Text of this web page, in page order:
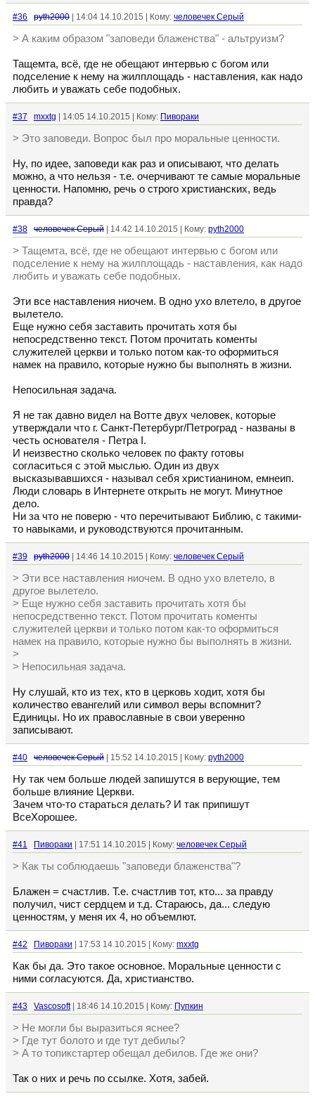
#36 pyth2000 | 14:04 14.10.2015 | Кому: человечек Серый
> А каким образом "заповеди блаженства" - альтруизм?
Тащемта, всё, где не обещают интервью с богом или
подселение к нему на жилплощадь - наставления, как надо
любить и уважать себе подобных.
#37 mxxtg | 14:05 14.10.2015 | Кому: Пивораки
> Это заповеди. Вопрос был про моральные ценности.
Ну, по идее, заповеди как раз и описывают, что делать
можно, а что нельзя - т.е. очерчивают те самые моральные
ценности. Напомню, речь о строго христианских, ведь
правда?
#38 человечек Серый | 14:42 14.10.2015 | Кому: pyth2000
> Тащемта, всё, где не обещают интервью с богом или
подселение к нему на жилплощадь - наставления, как надо
любить и уважать себе подобных.
Эти все наставления ниочем. В одно ухо влетело, в другое
вылетело.
Еще нужно себя заставить прочитать хотя бы
непосредственно текст. Потом прочитать коменты
служителей церкви и только потом как-то оформиться
намек на правило, которые нужно бы выполнять в жизни.
Непосильная задача.
Я не так давно видел на Вотте двух человек, которые
утверждали что г. Санкт-Петербург/Петроград - названы в
честь основателя - Петра I.
И неизвестно сколько человек по факту готовы
согласиться с этой мыслью. Один из двух
высказывавшихся - называл себя христианином, емнеип.
Люди словарь в Интернете открыть не могут. Минутное
дело.
Ни за что не поверю - что перечитывают Библию, с такими-
то навыками, и руководствуются прочитанным.
#39 pyth2000 | 14:46 14.10.2015 | Кому: человечек Серый
> Эти все наставления ниочем. В одно ухо влетело, в
другое вылетело.
> Еще нужно себя заставить прочитать хотя бы
непосредственно текст. Потом прочитать коменты
служителей церкви и только потом как-то оформиться
намек на правило, которые нужно бы выполнять в жизни.
>
> Непосильная задача.
Ну слушай, кто из тех, кто в церковь ходит, хотя бы
количество евангелий или символ веры вспомнит?
Единицы. Но их православные в свои уверенно
записывают.
#40 человечек Серый | 15:52 14.10.2015 | Кому: pyth2000
Ну так чем больше людей запишутся в верующие, тем
больше влияние Церкви.
Зачем что-то стараться делать? И так припишут
ВсеХорошее.
#41 Пивораки | 17:51 14.10.2015 | Кому: человечек Серый
> Как ты соблюдаешь "заповеди блаженства"?
Блажен = счастлив. Т.е. счастлив тот, кто... за правду
получил, чист сердцем и т.д. Стараюсь, да... следую
ценностям, у меня их 4, но объемлют.
#42 Пивораки | 17:53 14.10.2015 | Кому: mxxtg
Как бы да. Это такое основное. Моральные ценности с
ними согласуются. Да, христианство.
#43 Vascosoft| 18:46 14.10.2015 | Кому: Пупкин
> Не могли бы выразиться яснее?
> Где тут болото и где тут дебилы?
> А то топикстартер обещал дебилов. Где же они?
Так о них и речь по ссылке. Хотя, забей.